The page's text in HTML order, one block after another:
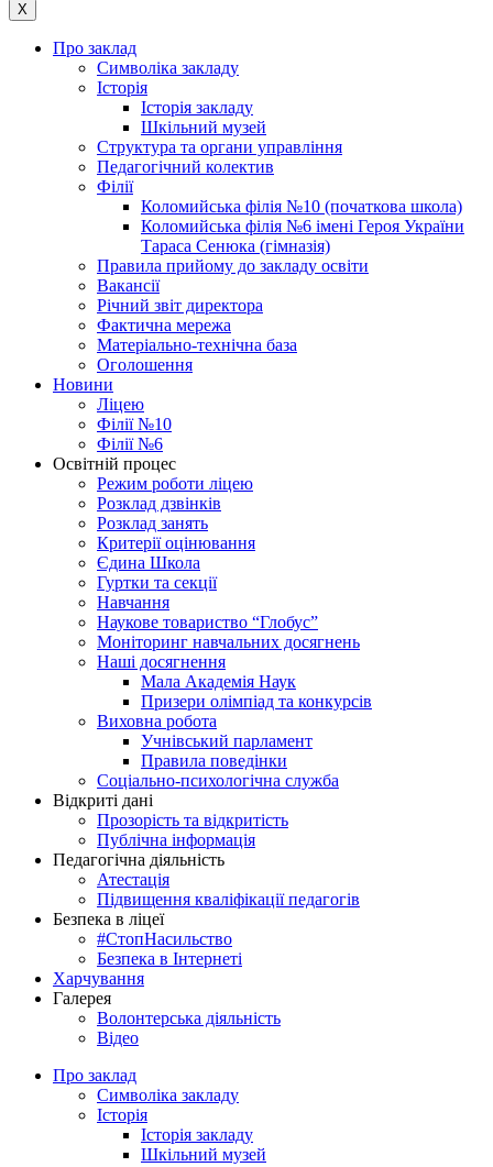
X
Про заклад
Символіка закладу
Історія
Історія закладу
Шкільний музей
Структура та органи управління
Педагогічний колектив
Філії
Коломийська філія №10 (початкова школа)
Коломийська філія №6 імені Героя України
Тараса Сенюка (гімназія)
Правила прийому до закладу освіти
Вакансії
Річний звіт директора
Фактична мережа
Матеріально-технічна база
Оголошення
Новини
Ліцею
Філії №10
Філії №6
Освітній процес
Режим роботи ліцею
Розклад дзвінків
Розклад занять
Критерії оцінювання
Єдина Школа
Гуртки та секції
Навчання
Наукове товариство “Глобус”
Моніторинг навчальних досягнень
Наші досягнення
Мала Академія Наук
Призери олімпіад та конкурсів
Виховна робота
Учнівський парламент
Правила поведінки
Соціально-психологічна служба
Відкриті дані
Прозорість та відкритість
Публічна інформація
Педагогічна діяльність
Атестація
Підвищення кваліфікації педагогів
Безпека в ліцеї
#СтопНасильство
Безпека в Інтернеті
Харчування
Галерея
Волонтерська діяльність
Відео
Про заклад
Символіка закладу
Історія
Історія закладу
Шкільний музей